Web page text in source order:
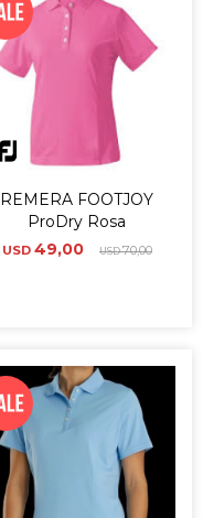
REMERA FOOTJOY
ProDry Rosa
USD 49,00 USD70,00